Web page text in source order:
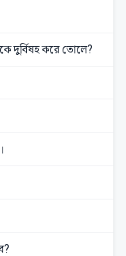
দুর্বিষহ করে তোলে?